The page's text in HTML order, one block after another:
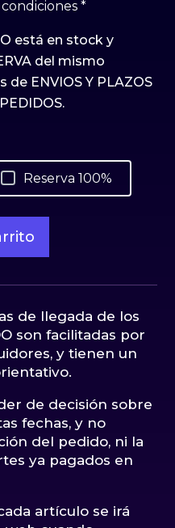
*
está en stock y
del mismo
ENVIOS Y PLAZOS
Reserva 100%
de llegada de los
son facilitadas por
y tienen un
de decisión sobre
fechas, y no
del pedido, ni la
ya pagados en
artículo se irá